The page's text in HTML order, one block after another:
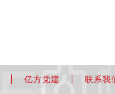
亿方党建 联系我